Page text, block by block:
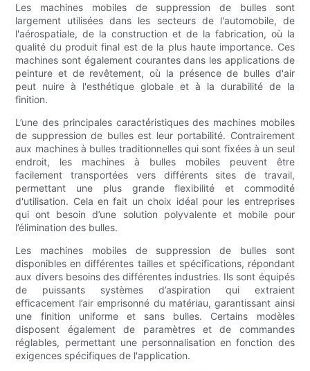
Les machines mobiles de suppression de bulles sont
largement utilisées dans les secteurs de l'automobile, de
l'aérospatiale, de la construction et de la fabrication, où la
qualité du produit final est de la plus haute importance. Ces
machines sont également courantes dans les applications de
peinture et de revêtement, où la présence de bulles d'air
peut nuire à l'esthétique globale et à la durabilité de la
finition.
L’une des principales caractéristiques des machines mobiles
de suppression de bulles est leur portabilité. Contrairement
aux machines à bulles traditionnelles qui sont fixées à un seul
endroit, les machines à bulles mobiles peuvent être
facilement transportées vers différents sites de travail,
permettant une plus grande flexibilité et commodité
d'utilisation. Cela en fait un choix idéal pour les entreprises
qui ont besoin d’une solution polyvalente et mobile pour
l’élimination des bulles.
Les machines mobiles de suppression de bulles sont
disponibles en différentes tailles et spécifications, répondant
aux divers besoins des différentes industries. Ils sont équipés
de puissants systèmes d’aspiration qui extraient
efficacement l’air emprisonné du matériau, garantissant ainsi
une finition uniforme et sans bulles. Certains modèles
disposent également de paramètres et de commandes
réglables, permettant une personnalisation en fonction des
exigences spécifiques de l'application.